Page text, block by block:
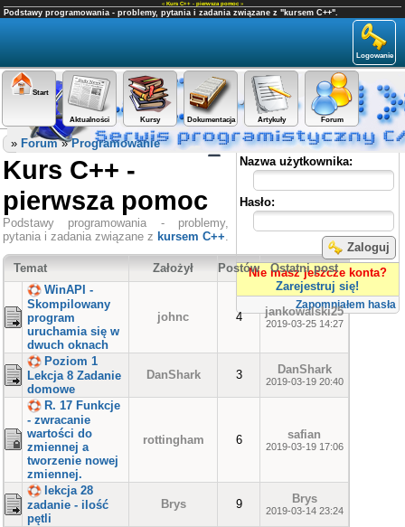
« Kurs C++ - pierwsza pomoc »
Podstawy programowania - problemy, pytania i zadania związane z "kursem C++".
Logowanie
Start
Aktualności Kursy Dokumentacja Artykuły Forum
Panel użytkownika
Nazwa użytkownika:
Hasło:
Zaloguj
Nie masz jeszcze konta?
Zarejestruj się!
Zapomniałem hasła
» Forum»Programowanie
Kurs C++ -
pierwsza pomoc
Podstawy programowania - problemy,
pytania i zadania związane z kursem C++.
Temat Założył Postów
Ostatni post
WinAPI -
Skompilowany
program
uruchamia się w
dwuch oknach
johnc 4 jankowalski25
2019-03-25 14:27
Poziom 1
Lekcja 8 Zadanie
domowe
DanShark 3 DanShark
2019-03-19 20:40
R. 17 Funkcje
- zwracanie
wartości do
zmiennej a
tworzenie nowej
zmiennej.
rottingham 6 safian
2019-03-19 17:06
lekcja 28
zadanie - ilość
pętli
Brys 9 Brys
2019-03-14 23:24